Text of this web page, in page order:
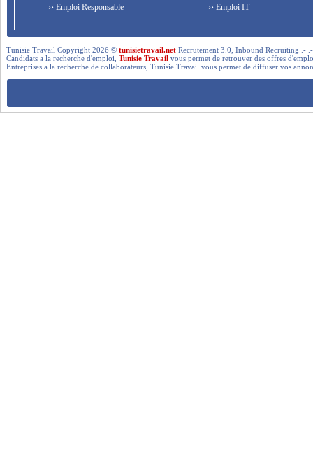
›› Emploi Responsable
›› Emploi IT
Tunisie Travail Copyright 2026 ©tunisietravail.net Recrutement 3.0, Inbound Recruiting .-
Candidats a la recherche d'emploi,Tunisie Travail vous permet de retrouver des offres
Entreprises a la recherche de collaborateurs, Tunisie Travail vous permet de diffuser vos